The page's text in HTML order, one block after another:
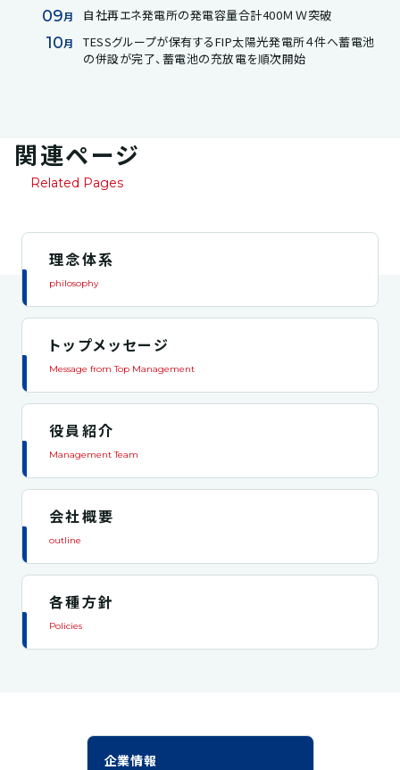
09月 自社再エネ発電所の発電容量合計400ＭＷ突破
10月
TESSグループが保有するFIP太陽光発電所４件へ蓄電池
の併設が完了、蓄電池の充放電を順次開始
関連ページ
Related Pages
理念体系
philosophy
トップメッセージ
Message from Top Management
役員紹介
Management Team
会社概要
outline
各種方針
Policies
企業情報